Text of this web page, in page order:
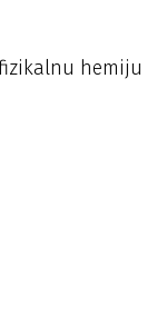
hemiju